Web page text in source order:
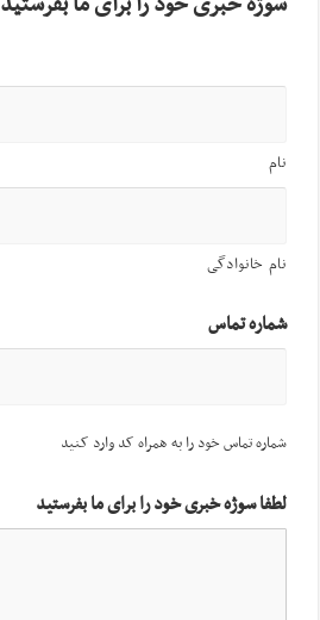
نام
نام خانوادگی
شماره تماس
شماره تماس خود را به همراه کد وارد کنید
لطفا سوژه خبری خود را برای ما بفرستید